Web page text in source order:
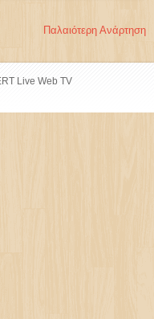
Παλαιότερη Ανάρτηση
Live Web TV